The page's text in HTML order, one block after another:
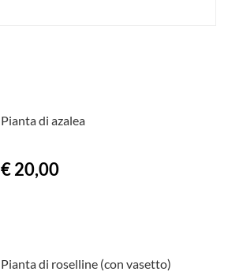
Pianta di azalea
€ 20,00
Pianta di roselline (con vasetto)